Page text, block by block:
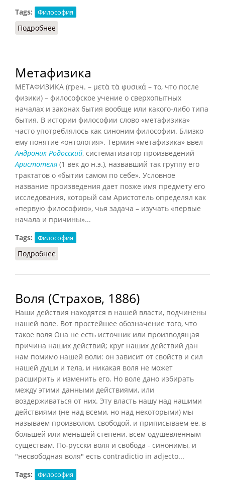
Tags:
Философия
Подробнее
Метафизика
МЕТАФИЗИКА (греч. – μετὰ τὰ φυσικά – то, что после
физики) – философское учение о сверхопытных
началах и законах бытия вообще или какого-либо типа
бытия. В истории философии слово «метафизика»
часто употреблялось как синоним философии. Близко
ему понятие «онтология». Термин «метафизика» ввел
Андроник Родосский, систематизатор произведений
Аристотеля (1 век до н.э.), назвавший так группу его
трактатов о «бытии самом по себе». Условное
название произведения дает позже имя предмету его
исследования, который сам Аристотель определял как
«первую философию», чья задача – изучать «первые
начала и причины»...
Tags:
Философия
Подробнее
Воля (Страхов, 1886)
Наши действия находятся в нашей власти, подчинены
нашей воле. Вот простейшее обозначение того, что
такое воля Она не есть источник или производящая
причина наших действий; круг наших действий дан
нам помимо нашей воли: он зависит от свойств и сил
нашей души и тела, и никакая воля не может
расширить и изменить его. Но воле дано избирать
между этими данными действиями, или
воздерживаться от них. Эту власть нашу над нашими
действиями (не над всеми, но над некоторыми) мы
называем произволом, свободой, и приписываем ее, в
большей или меньшей степени, всем одушевленным
существам. По-русски воля и свобода - синонимы, и
"несвободная воля" есть contradictio in adjecto...
Tags:
Философия